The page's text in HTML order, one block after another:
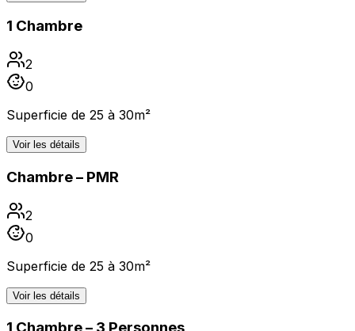
1 Chambre
2
0
Superficie de 25 à 30m²
Voir les détails
Chambre – PMR
2
0
Superficie de 25 à 30m²
Voir les détails